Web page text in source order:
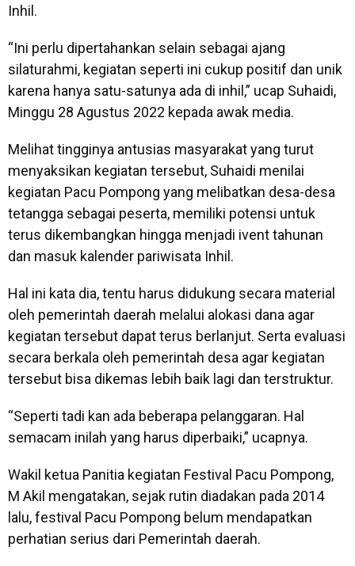
Inhil.
“Ini perlu dipertahankan selain sebagai ajang
silaturahmi, kegiatan seperti ini cukup positif dan unik
karena hanya satu-satunya ada di inhil,” ucap Suhaidi,
Minggu 28 Agustus 2022 kepada awak media.
Melihat tingginya antusias masyarakat yang turut
menyaksikan kegiatan tersebut, Suhaidi menilai
kegiatan Pacu Pompong yang melibatkan desa-desa
tetangga sebagai peserta, memiliki potensi untuk
terus dikembangkan hingga menjadi ivent tahunan
dan masuk kalender pariwisata Inhil.
Hal ini kata dia, tentu harus didukung secara material
oleh pemerintah daerah melalui alokasi dana agar
kegiatan tersebut dapat terus berlanjut. Serta evaluasi
secara berkala oleh pemerintah desa agar kegiatan
tersebut bisa dikemas lebih baik lagi dan terstruktur.
“Seperti tadi kan ada beberapa pelanggaran. Hal
semacam inilah yang harus diperbaiki,” ucapnya.
Wakil ketua Panitia kegiatan Festival Pacu Pompong,
M Akil mengatakan, sejak rutin diadakan pada 2014
lalu, festival Pacu Pompong belum mendapatkan
perhatian serius dari Pemerintah daerah.